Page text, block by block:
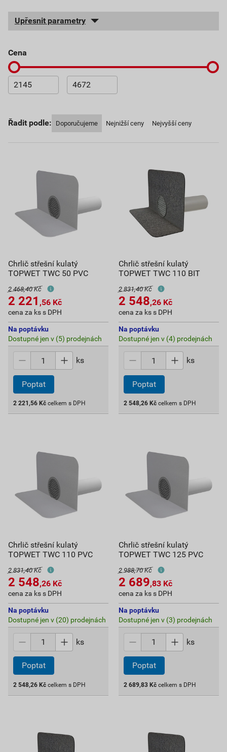
Upřesnit parametry
cena
Řadit podle: Doporučujeme Nejnižší ceny Nejvyšší ceny
Chrlič střešní kulatý
TOPWET TWC 50 PVC
2 468,40 Kč
2 221 ,56 Kč
cena za ks s DPH
Na poptávku
Dostupné jen v (5) prodejnách
ks
Poptat
2 221,56 Kč celkem s DPH
Chrlič střešní kulatý
TOPWET TWC 110 BIT
2 831,40 Kč
2 548,26 Kč
cena za ks s DPH
Na poptávku
Dostupné jen v (4) prodejnách
ks
Poptat
2 548,26 Kč celkem s DPH
Chrlič střešní kulatý
TOPWET TWC 110 PVC
2 831,40 Kč
2 548,26 Kč
cena za ks s DPH
Na poptávku
Dostupné jen v (20) prodejnách
ks
Poptat
2 548,26 Kč celkem s DPH
Chrlič střešní kulatý
TOPWET TWC 125 PVC
2 988,70 Kč
2 689,83 Kč
cena za ks s DPH
Na poptávku
Dostupné jen v (3) prodejnách
ks
Poptat
2 689,83 Kč celkem s DPH